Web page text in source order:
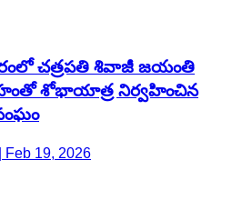
చత్రపతి శివాజీ జయంతి
శోభాయాత్ర నిర్వహించిన
Feb 19, 2026